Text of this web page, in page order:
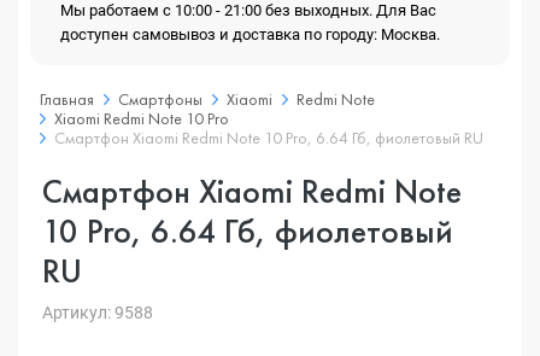
Мы работаем с 10:00 - 21:00 без выходных. Для Вас
доступен самовывоз и доставка по городу: Москва.
Главная Смартфоны Xiaomi
Redmi Note
Xiaomi Redmi Note 10 Pro
Смартфон Xiaomi Redmi Note 10 Pro, 6.64 Гб, фиолетовый RU
Смартфон Xiaomi Redmi Note
10 Pro, 6.64 Гб, фиолетовый
RU
Артикул: 9588